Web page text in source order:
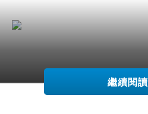
繼續閱讀